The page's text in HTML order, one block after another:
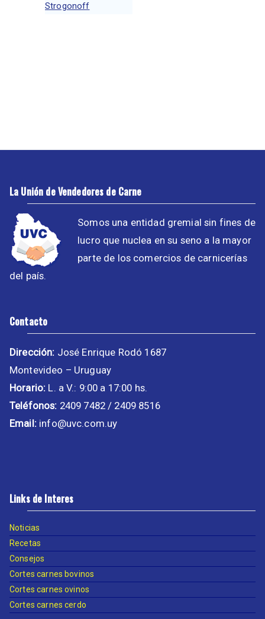
Strogonoff
La Unión de Vendedores de Carne
Somos una entidad gremial sin fines de
lucro que nuclea en su seno a la mayor
parte de los comercios de carnicerías
del país.
Contacto
Dirección: José Enrique Rodó 1687
Montevideo – Uruguay
Horario: L. a V.: 9:00 a 17:00 hs.
Teléfonos: 2409 7482 / 2409 8516
Email:info@uvc.com.uy
Links de Interes
Noticias
Recetas
Consejos
Cortes carnes bovinos
Cortes carnes ovinos
Cortes carnes cerdo